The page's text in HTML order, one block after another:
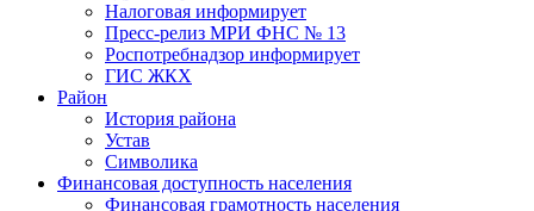
Налоговая информирует
Пресс-релиз МРИ ФНС № 13
Роспотребнадзор информирует
ГИС ЖКХ
Район
История района
Устав
Символика
Финансовая доступность населения
Финансовая грамотность населения